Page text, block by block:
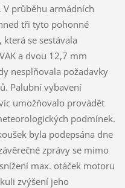
V průběhu armádních
tři tyto pohonné
která se sestávala
a dvou 12,7 mm
nesplňovala požadavky
Palubní vybavení
umožňovalo provádět
podmínek.
byla podepsána dne
zprávy se mimo
max. otáček motoru
zvýšení jeho